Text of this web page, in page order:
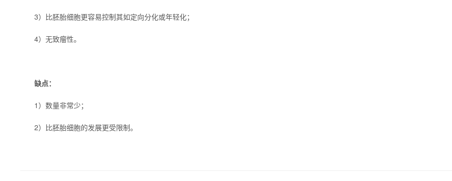
3）比胚胎细胞更容易控制其如定向分化或年轻化；
4）无致瘤性。
缺点：
1）数量非常少；
2）比胚胎细胞的发展更受限制。